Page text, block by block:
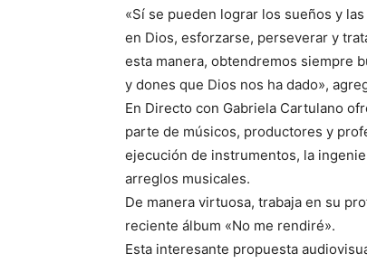
«Sí se pueden lograr los sueños y
en Dios, esforzarse, perseverar y
esta manera, obtendremos siempre
y dones que Dios nos ha dado»,
En Directo con Gabriela Cartulano
parte de músicos, productores y
ejecución de instrumentos, la
arreglos musicales.
De manera virtuosa, trabaja en su
reciente álbum «No me rendiré».
Esta interesante propuesta